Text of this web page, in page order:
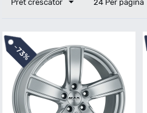
Pret crescator 24 Per pagina
-73%